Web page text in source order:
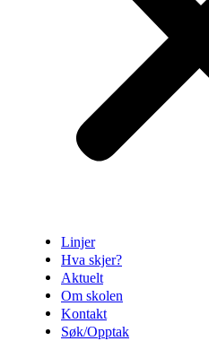
Linjer
Hva skjer?
Aktuelt
Om skolen
Kontakt
Søk/Opptak